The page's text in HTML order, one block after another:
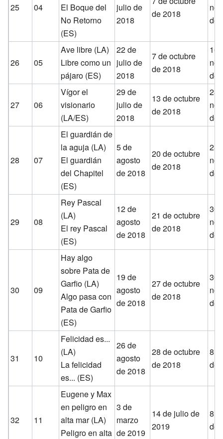
25 04
El Boque del
No Retorno
(ES)
julio de
2018
de 2018
de
26 05
Ave libre (LA)
Libre como un
pájaro (ES)
22 de
julio de
2018
7 de octubre
de 2018
16
de
27 06
Vígor el
visionario
(LA/ES)
29 de
julio de
2018
13 de octubre
de 2018
23
de
28 07
El guardián de
la aguja (LA)
El guardián
del Chapitel
(ES)
5 de
agosto
de 2018
20 de octubre
de 2018
23
de
29 08
Rey Pascal
(LA)
El rey Pascal
(ES)
12 de
agosto
de 2018
21 de octubre
de 2018
30
de
30 09
Hay algo
sobre Pata de
Garfio (LA)
Algo pasa con
Pata de Garfio
(ES)
19 de
agosto
de 2018
27 de octubre
de 2018
30
de
31 10
Felicidad es...
(LA)
La felicidad
es... (ES)
26 de
agosto
de 2018
28 de octubre
de 2018
8
de
32 11
Eugene y Max
en peligro en
alta mar (LA)
Peligro en alta
3 de
marzo
de 2019
14 de julio de
2019
8
de